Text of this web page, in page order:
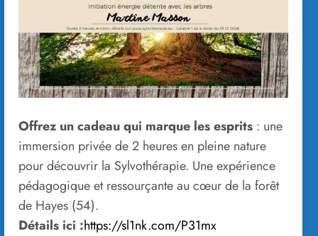
Offrez un cadeau qui marque les esprits : une
immersion privée de 2 heures en pleine nature
pour découvrir la Sylvothérapie. Une expérience
pédagogique et ressourçante au cœur de la forêt
de Hayes (54).
Détails ici :https://sl1nk.com/P31mx